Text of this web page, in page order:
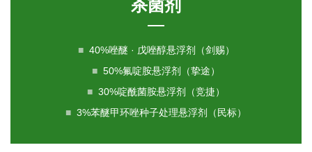
杀菌剂
■ 40%唑醚 · 戊唑醇悬浮剂（剑赐）
■ 50%氟啶胺悬浮剂（挚途）
■ 30%啶酰菌胺悬浮剂（竞捷）
■ 3%苯醚甲环唑种子处理悬浮剂（民标）